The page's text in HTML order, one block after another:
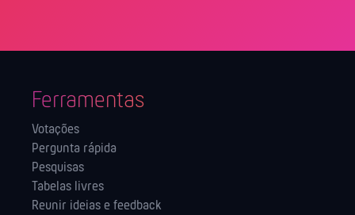
Ferramentas
Votações
Pergunta rápida
Pesquisas
Tabelas livres
Reunir ideias e feedback